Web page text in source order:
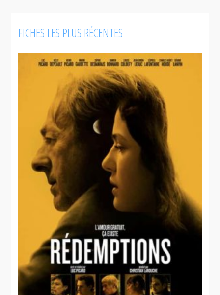
L'ange
de goudron
FICHES LES PLUS RÉCENTES